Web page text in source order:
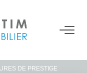
DE PRESTIGE